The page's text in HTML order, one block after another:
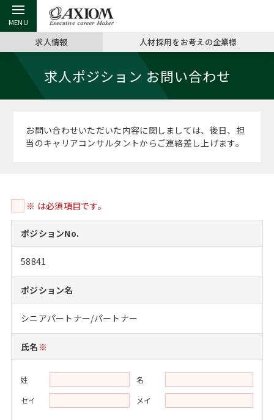
戻る
アクシアムの特長 ミッシ
コンサ
サービス案内
お申し
キャリ
戻る
キャリア支援 TOP
キャリアデザイン講座
（最新求人市場動向）
キャリ
MBAの
おわり
MBAの転職事例
MBAからのFAQ
MBA留学生数の推移
MBA留
日本か
インターン受入企業一覧
MBAを生かす求人特集
年齢と年収の相関図
戻る
転職ツール TOP
英文レジュメの書き方
英文レ
パワー
よくある面接Q&A集
外資系／面接攻略のコツ
戻る
転職コラム TOP
“展”職相談室
転職成功への4つの鍵
キャリアに効く一冊
注目企業インタビュー
戻る
イベント・セミナー TOP
ジョブフェア
キャリアフォーラム
プロ経営者の特別セミナー
Career Talk Live
戻る
会社概要 TOP
沿革
採用情報
パブリシティ
ニュースリリース
求人情報 人材採用をお考えの企業様
求人ポジション お問い合わせ
お問い合わせいただいた内容に関しましては、後日、担
当のキャリアコンサルタントからご連絡差し上げます。
※ は必須項目です。
ポジションNo.
58841
ポジション名
シニアパートナー/パートナー
氏名 ※
姓
名
セイ
メイ